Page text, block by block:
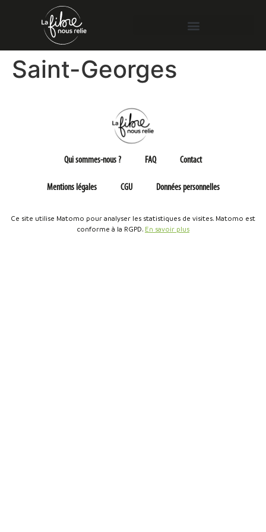
Saint-Georges
Qui sommes-nous ? FAQ Contact
Mentions légales CGU Données personnelles
Ce site utilise Matomo pour analyser les statistiques de visites. Matomo est
conforme à la RGPD. En savoir plus